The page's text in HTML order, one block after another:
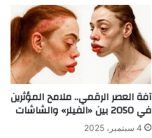
آفة العصر الرقمي.. ملامح المؤثرين
في 2050 بين «الفيلر» والشاشات
4 سبتمبر، 2025